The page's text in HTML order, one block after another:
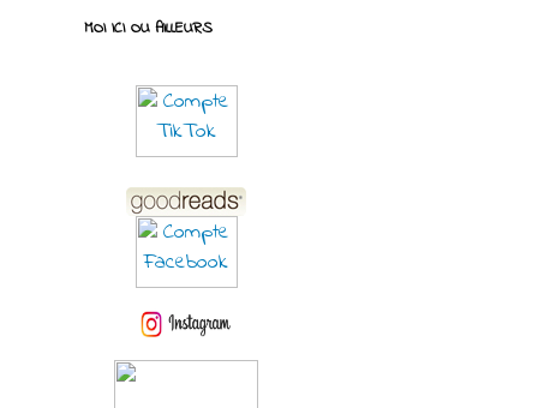
MOI ICI OU AILLEURS